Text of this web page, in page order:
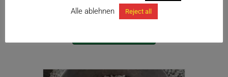
Zu meiner Wunschliste hinzufügen
Varianten
Alle ablehnen Reject all